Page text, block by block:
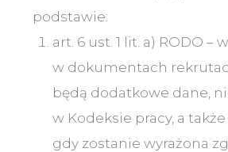
podstawie:
art. 6 ust. 1 lit. a) RODO –
w dokumentach
będą dodatkowe dane,
w Kodeksie pracy, a
gdy zostanie wyrażona